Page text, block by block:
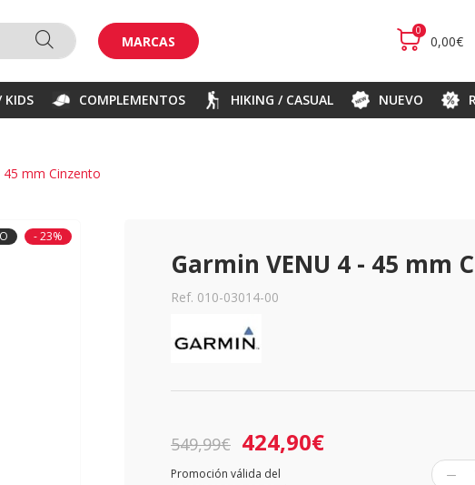
MARCAS
0
0,00€
KIDS COMPLEMENTOS HIKING / CASUAL NUEVO
45 mm Cinzento
- 23%
Garmin VENU 4 - 45 mm
Ref. 010-03014-00
549,99€ 424,90€
Promoción válida del